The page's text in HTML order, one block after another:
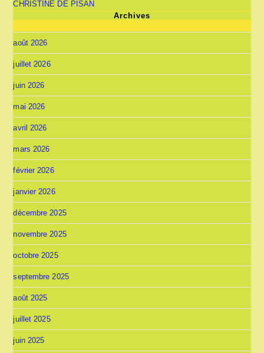
CHRISTINE DE PISAN
Archives
août 2026
juillet 2026
juin 2026
mai 2026
avril 2026
mars 2026
février 2026
janvier 2026
décembre 2025
novembre 2025
octobre 2025
septembre 2025
août 2025
juillet 2025
juin 2025